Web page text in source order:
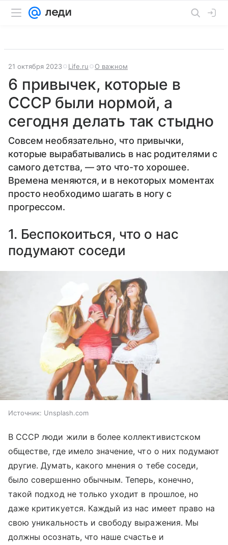
21 октября 2023 Life.ru О важном
6 привычек, которые в
СССР были нормой, а
сегодня делать так стыдно
Совсем необязательно, что привычки,
которые вырабатывались в нас родителями с
самого детства, — это что-то хорошее.
Времена меняются, и в некоторых моментах
просто необходимо шагать в ногу с
прогрессом.
1. Беспокоиться, что о нас
подумают соседи
Источник: Unsplash.com
В СССР люди жили в более коллективистском
обществе, где имело значение, что о них подумают
другие. Думать, какого мнения о тебе соседи,
было совершенно обычным. Теперь, конечно,
такой подход не только уходит в прошлое, но
даже критикуется. Каждый из нас имеет право на
свою уникальность и свободу выражения. Мы
должны осознать, что наше счастье и